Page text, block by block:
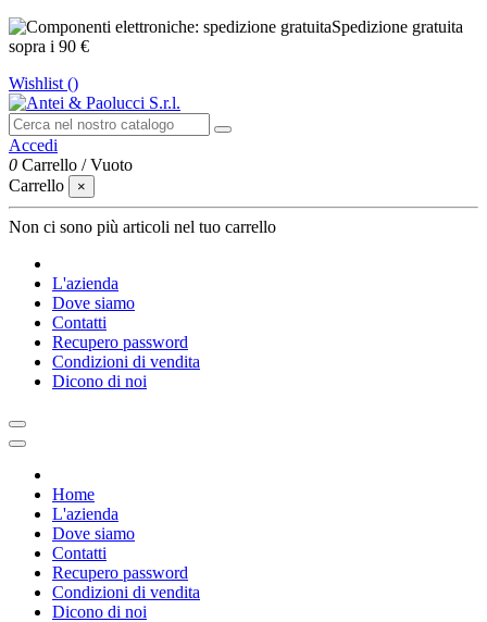
Spedizione gratuita
sopra i 90 €
Wishlist ()
Accedi
0 Carrello /Vuoto
Carrello
×
Non ci sono più articoli nel tuo carrello
L'azienda
Dove siamo
Contatti
Recupero password
Condizioni di vendita
Dicono di noi
Home
L'azienda
Dove siamo
Contatti
Recupero password
Condizioni di vendita
Dicono di noi